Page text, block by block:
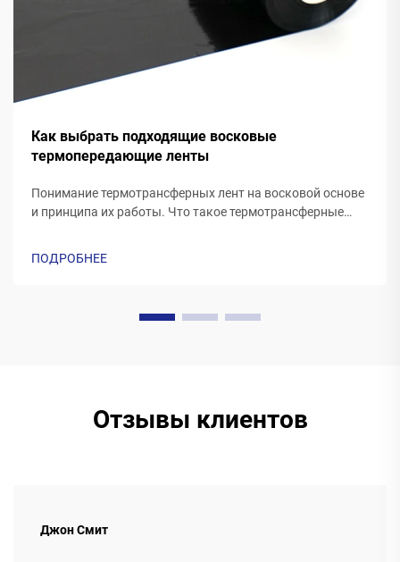
Как выбрать подходящие восковые
термопередающие ленты
Понимание термотрансферных лент на восковой основе
и принципа их работы. Что такое термотрансферные
полиэфирную основу, покрытую специальной восковой
ПОДРОБНЕЕ
Отзывы клиентов
Джон Смит